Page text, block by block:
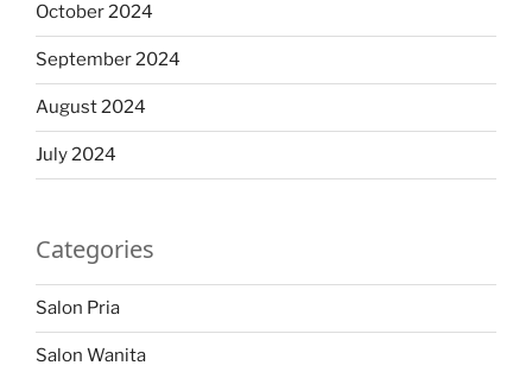
October 2024
September 2024
August 2024
July 2024
Categories
Salon Pria
Salon Wanita